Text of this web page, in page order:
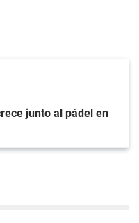
junto al pádel en